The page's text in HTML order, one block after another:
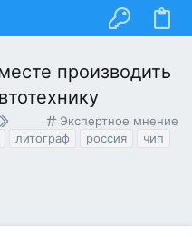
производить
К
а
Экспертное мнение
Т
литограф россия
чип